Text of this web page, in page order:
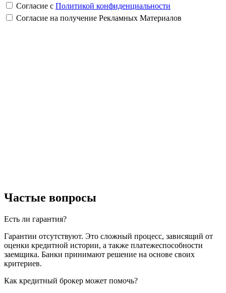
Согласие с Политикой конфиденциальности
Согласие на получение Рекламных Материалов
Частые вопросы
Есть ли гарантия?
Гарантии отсутствуют. Это сложный процесс, зависящий от
оценки кредитной истории, а также платежеспособности
заемщика. Банки принимают решение на основе своих
критериев.
Как кредитный брокер может помочь?